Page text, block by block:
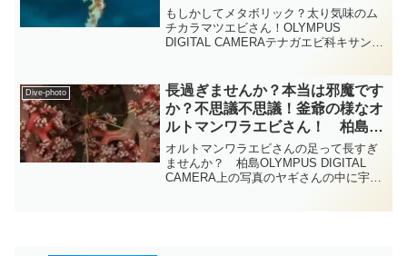
間』 総集編 diving-photo‐
tsubuankun
もしかしてメタボリック？太り気味のム
チカラマツエビさん！OLYMPUS
DIGITAL CAMERAテナガエビ科キサンゴ
と捻じれた形のネジレカラマツさんと一
緒に暮らすエ...
Dive-photo
長過ぎませんか？本当は邪魔です
か？不思議不思議！釜爺の様なオ
ルトマンワラエビさん！ 柏島
エビ diving-photo‐tsubuankun
オルトマンワラエビさんの足って長すぎ
ませんか？ 柏島OLYMPUS DIGITAL
CAMERA上の写真のヤギさんの中に宇宙